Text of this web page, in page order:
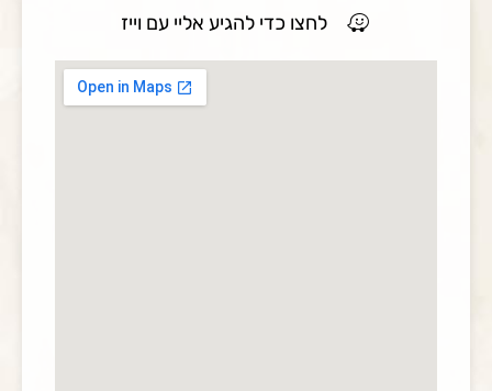
לחצו כדי להגיע אליי עם וייז